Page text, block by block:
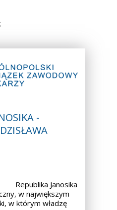
-
Janosika
w największym
w którym władzę